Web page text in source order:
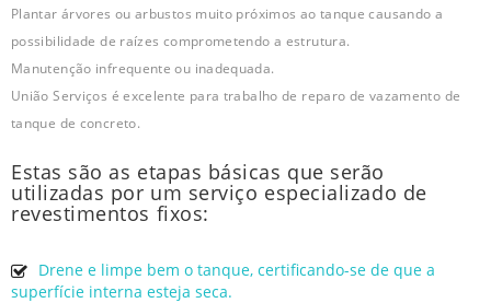
Plantar árvores ou arbustos muito próximos ao tanque causando a
possibilidade de raízes comprometendo a estrutura.
Manutenção infrequente ou inadequada.
União Serviços é excelente para trabalho de reparo de vazamento de
tanque de concreto.
Estas são as etapas básicas que serão
utilizadas por um serviço especializado de
revestimentos fixos:
Drene e limpe bem o tanque, certificando-se de que a
superfície interna esteja seca.